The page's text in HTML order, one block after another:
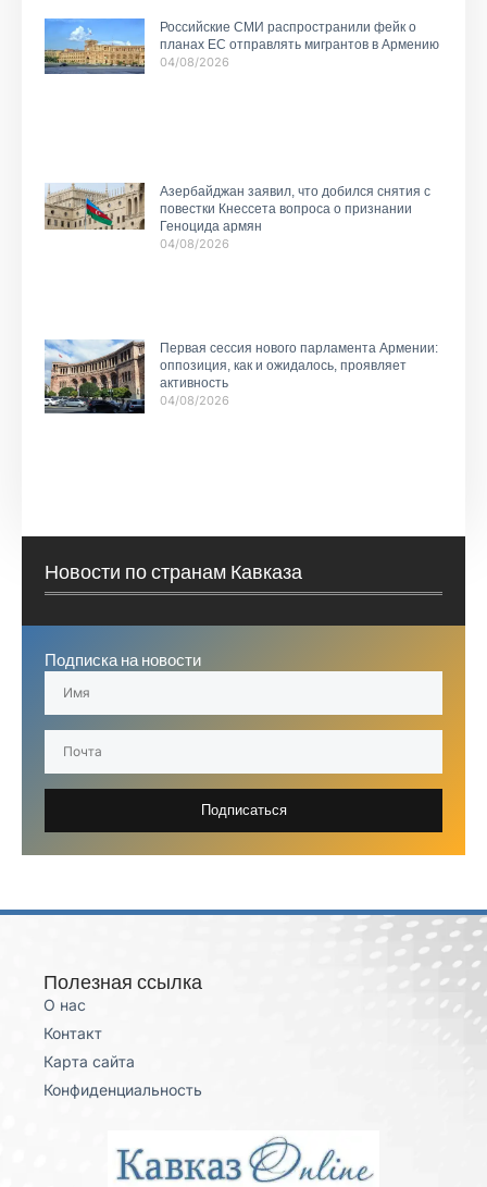
Российские СМИ распространили фейк о
планах ЕС отправлять мигрантов в Армению
04/08/2026
Азербайджан заявил, что добился снятия с
повестки Кнессета вопроса о признании
Геноцида армян
04/08/2026
Первая сессия нового парламента Армении:
оппозиция, как и ожидалось, проявляет
активность
04/08/2026
Новости по странам Кавказа
Подписка на новости
Подписаться
Полезная ссылка
О нас
Контакт
Карта сайта
Конфиденциальность